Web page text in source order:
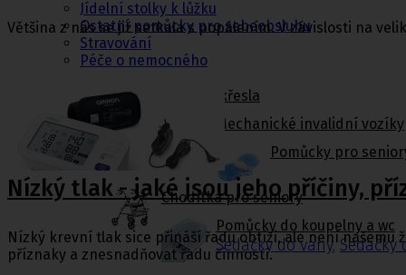
Jídelní stolky k lůžku
Ostatní pomůcky pro sebeobsluhu
Stravování
Péče o nemocného
Toaletní křesla
Mechanické invalidní vozíky
Pomůcky pro
Chodítka pro seniory
Pomůcky do koupelny a wc
Sedačky do vany,Sedačky
Většina z nás se již setkala s popálením. V závislosti na
Nízký tlak - jaké jsou jeho příčiny,
Nízký krevní tlak sice přináší řadu obtíží, ale není
příznaky a znesnadňovat řadu činností.